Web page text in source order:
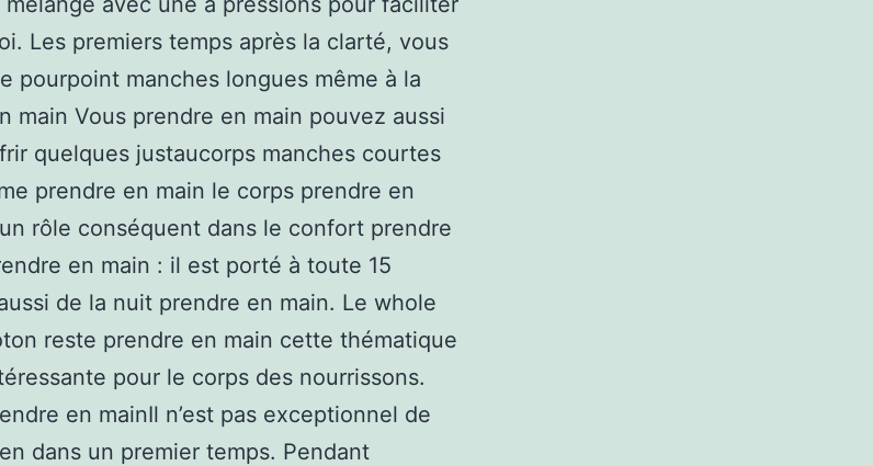
Les premiers temps après la clarté, vous
pourpoint manches longues même à la
main Vous prendre en main pouvez aussi
quelques justaucorps manches courtes
prendre en main le corps prendre en
rôle conséquent dans le confort prendre
en main : il est porté à toute 15
de la nuit prendre en main. Le whole
reste prendre en main cette thématique
pour le corps des nourrissons.
en mainIl n’est pas exceptionnel de
dans un premier temps. Pendant